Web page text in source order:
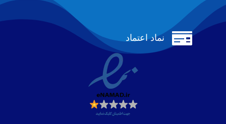
 نماد اعتماد